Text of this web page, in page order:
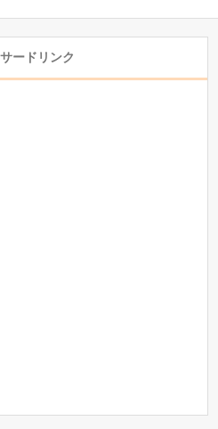
ードリンク